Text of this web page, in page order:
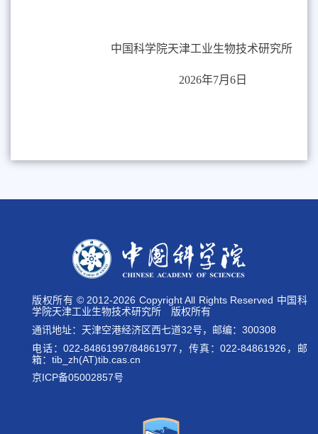
中国科学院天津工业生物技术研究所
2026年7月 6日
版权所有 © 2012-2026 Copyright All Rights Reserved 中国科
学院天津工业生物技术研究所 版权所有
通讯地址：天津空港经济区西七道32号，邮编：300308
电话：022-84861997/84861977，传真：022-84861926，邮
箱：tib_zh(AT)tib.cas.cn
京ICP备05002857号